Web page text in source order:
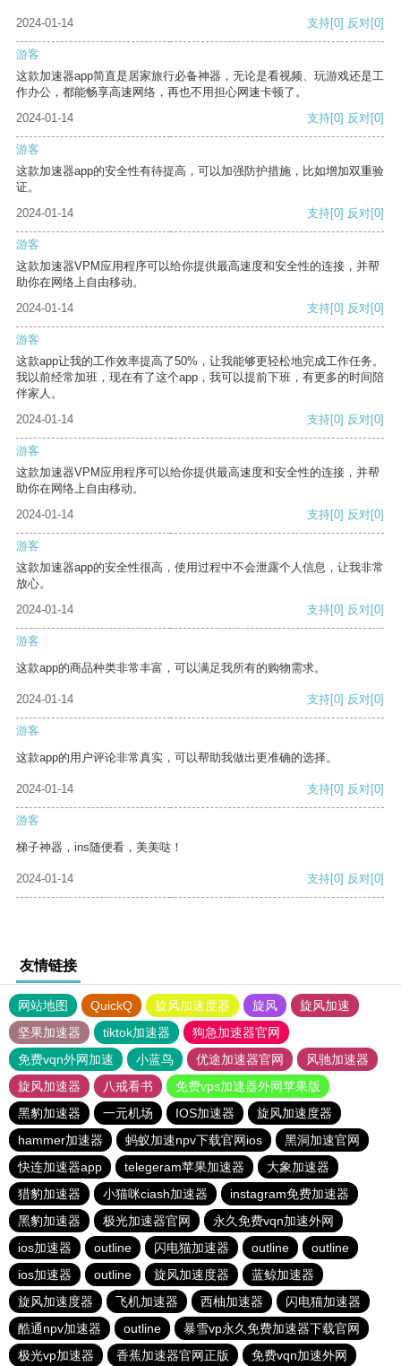
2024-01-14 支持[0] 反对[0]
游客
这款加速器app简直是居家旅行必备神器，无论是看视频、玩游戏还是工
作办公，都能畅享高速网络，再也不用担心网速卡顿了。
2024-01-14
支持[0] 反对[0]
游客
这款加速器app的安全性有待提高，可以加强防护措施，比如增加双重验
证。
2024-01-14
支持[0] 反对[0]
游客
这款加速器VPM应用程序可以给你提供最高速度和安全性的连接，并帮
助你在网络上自由移动。
2024-01-14
支持[0] 反对[0]
游客
这款app让我的工作效率提高了50%，让我能够更轻松地完成工作任务。
我以前经常加班，现在有了这个app，我可以提前下班，有更多的时间陪
伴家人。
2024-01-14
支持[0] 反对[0]
游客
这款加速器VPM应用程序可以给你提供最高速度和安全性的连接，并帮
助你在网络上自由移动。
2024-01-14
支持[0] 反对[0]
游客
这款加速器app的安全性很高，使用过程中不会泄露个人信息，让我非常
放心。
2024-01-14
支持[0] 反对[0]
游客
这款app的商品种类非常丰富，可以满足我所有的购物需求。
2024-01-14 支持[0] 反对[0]
游客
这款app的用户评论非常真实，可以帮助我做出更准确的选择。
2024-01-14 支持[0] 反对[0]
游客
梯子神器，ins随便看，美美哒！
2024-01-14 支持[0] 反对[0]
友情链接
网站地图 QuickQ 旋风加速度器 旋风
旋风加速
坚果加速器
tiktok加速器
狗急加速器官网
免费vqn外网加速
小蓝鸟 优途加速器官网
风驰加速器
旋风加速器
八戒看书
免费vps加速器外网苹果版
黑豹加速器
一元机场 IOS加速器
旋风加速度器
hammer加速器
蚂蚁加速npv下载官网ios
黑洞加速官网
快连加速器app
telegeram苹果加速器
大象加速器
猎豹加速器
小猫咪ciash加速器
instagram免费加速器
黑豹加速器
极光加速器官网
永久免费vqn加速外网
ios加速器
outline 闪电猫加速器 outline
outline
ios加速器
outline 旋风加速度器
蓝鲸加速器
旋风加速度器
飞机加速器 西柚加速器
闪电猫加速器
酷通npv加速器
outline
暴雪vp永久免费加速器下载官网
极光vp加速器
香蕉加速器官网正版 免费vqn加速外网